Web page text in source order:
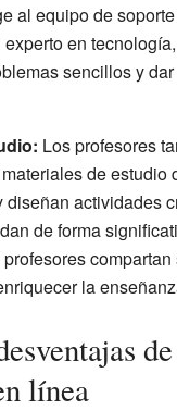
al equipo de
en
sencillos y
Los profesores
de estudio
diseñan actividades
de forma
la
línea